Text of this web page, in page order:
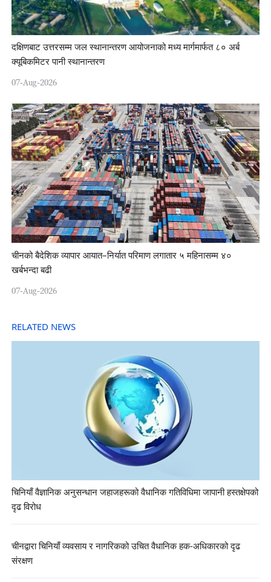
दक्षिणबाट उत्तरसम्म जल स्थानान्तरण आयोजनाको मध्य मार्गमार्फत ८० अर्ब
क्यूबिकमिटर पानी स्थानान्तरण
07-Aug-2026
चीनको बैदेशिक व्यापार आयात–निर्यात परिमाण लगातार ५ महिनासम्म ४०
खर्बभन्दा बढी
07-Aug-2026
RELATED NEWS
चिनियाँ वैज्ञानिक अनुसन्धान जहाजहरूको वैधानिक गतिविधिमा जापानी हस्तक्षेपको
दृढ विरोध
चीनद्वारा चिनियाँ व्यवसाय र नागरिकको उचित वैधानिक हक-अधिकारको दृढ
संरक्षण